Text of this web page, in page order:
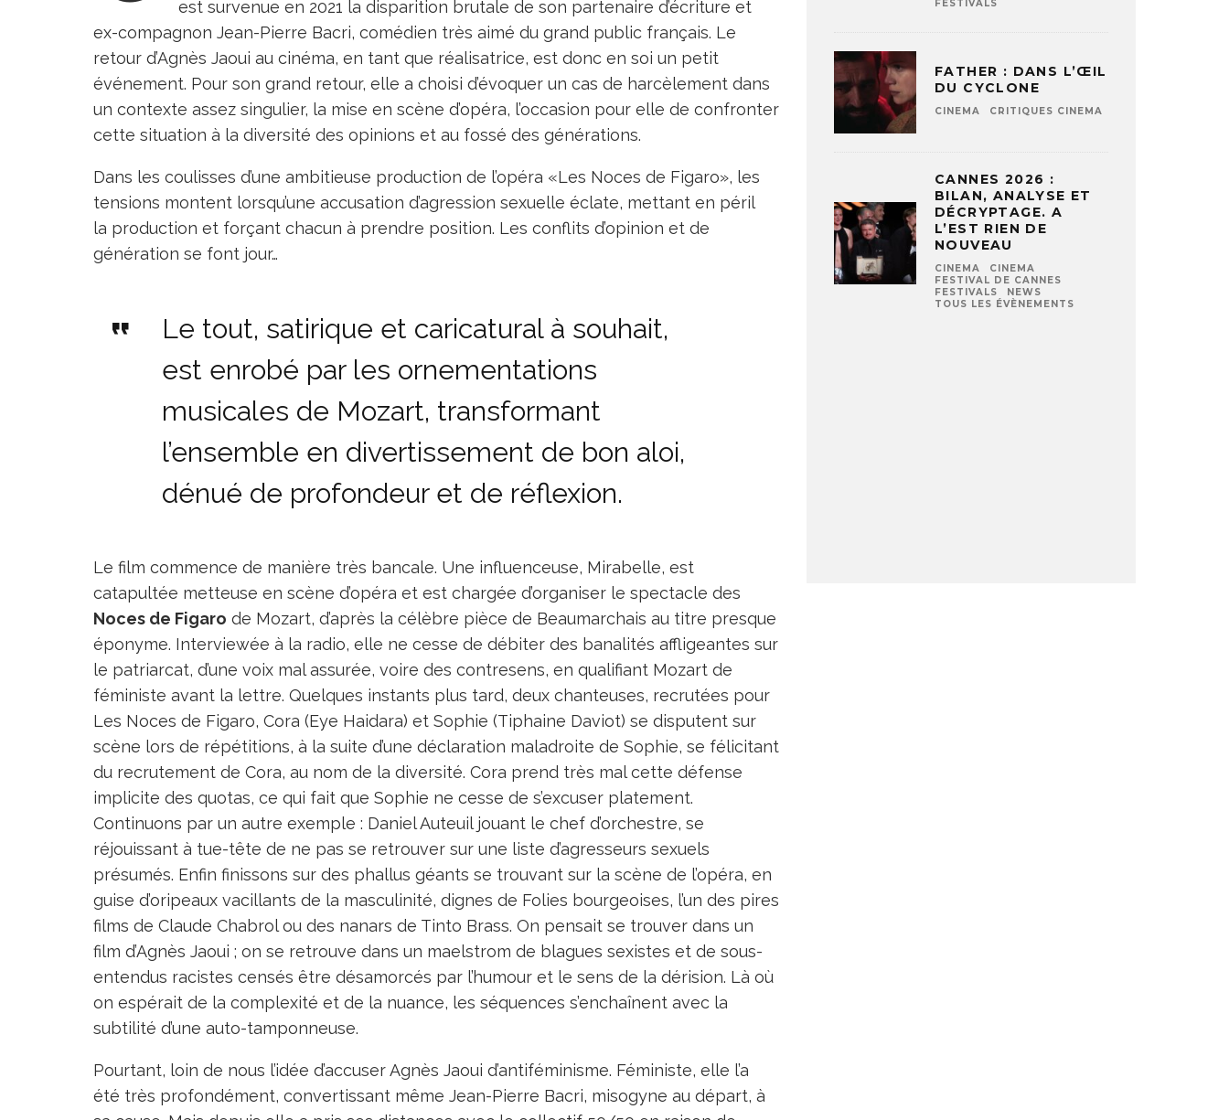
est survenue en 2021 la disparition brutale de son partenaire d’écriture et
ex-compagnon Jean-Pierre Bacri, comédien très aimé du grand public français. Le
retour d’Agnès Jaoui au cinéma, en tant que réalisatrice, est donc en soi un petit
événement. Pour son grand retour, elle a choisi d’évoquer un cas de harcèlement dans
un contexte assez singulier, la mise en scène d’opéra, l’occasion pour elle de confronter
cette situation à la diversité des opinions et au fossé des générations.
Dans les coulisses d’une ambitieuse production de l’opéra «Les Noces de Figaro», les
tensions montent lorsqu’une accusation d’agression sexuelle éclate, mettant en péril
la production et forçant chacun à prendre position. Les conflits d’opinion et de
génération se font jour…
Le tout, satirique et caricatural à souhait,
est enrobé par les ornementations
musicales de Mozart, transformant
l’ensemble en divertissement de bon aloi,
dénué de profondeur et de réflexion.
Le film commence de manière très bancale. Une influenceuse, Mirabelle, est
catapultée metteuse en scène d’opéra et est chargée d’organiser le spectacle des
Noces de Figaro de Mozart, d’après la célèbre pièce de Beaumarchais au titre presque
éponyme. Interviewée à la radio, elle ne cesse de débiter des banalités affligeantes sur
le patriarcat, d’une voix mal assurée, voire des contresens, en qualifiant Mozart de
féministe avant la lettre. Quelques instants plus tard, deux chanteuses, recrutées pour
Les Noces de Figaro, Cora (Eye Haidara) et Sophie (Tiphaine Daviot) se disputent sur
scène lors de répétitions, à la suite d’une déclaration maladroite de Sophie, se félicitant
du recrutement de Cora, au nom de la diversité. Cora prend très mal cette défense
implicite des quotas, ce qui fait que Sophie ne cesse de s’excuser platement.
Continuons par un autre exemple : Daniel Auteuil jouant le chef d’orchestre, se
réjouissant à tue-tête de ne pas se retrouver sur une liste d’agresseurs sexuels
présumés. Enfin finissons sur des phallus géants se trouvant sur la scène de l’opéra, en
guise d’oripeaux vacillants de la masculinité, dignes de Folies bourgeoises, l’un des pires
films de Claude Chabrol ou des nanars de Tinto Brass. On pensait se trouver dans un
film d’Agnès Jaoui ; on se retrouve dans un maelstrom de blagues sexistes et de sous-
entendus racistes censés être désamorcés par l’humour et le sens de la dérision. Là où
on espérait de la complexité et de la nuance, les séquences s’enchaînent avec la
subtilité d’une auto-tamponneuse.
Pourtant, loin de nous l’idée d’accuser Agnès Jaoui d’antiféminisme. Féministe, elle l’a
été très profondément, convertissant même Jean-Pierre Bacri, misogyne au départ, à
FESTIVALS
FATHER : DANS L’ŒIL
DU CYCLONE
CINEMA CRITIQUES CINEMA
CANNES 2026 :
BILAN, ANALYSE ET
DÉCRYPTAGE. A
L’EST RIEN DE
NOUVEAU
CINEMA
CINEMA
FESTIVAL DE CANNES
FESTIVALS
NEWS
TOUS LES ÉVÈNEMENTS